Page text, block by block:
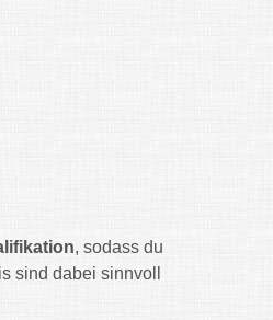
, sodass du
sind dabei sinnvoll